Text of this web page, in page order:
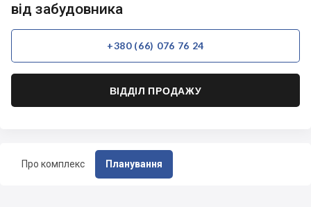
Про комплекс Планування
від забудовника
+380 (66) 076 76 24
ВІДДІЛ ПРОДАЖУ